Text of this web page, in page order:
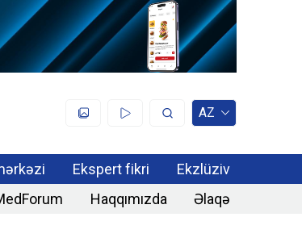
AZ
Ekspert fikri
Ekzlüziv
Haqqımızda Əlaqə